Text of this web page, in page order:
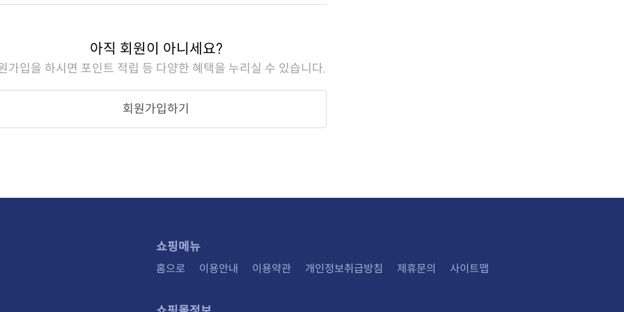
아직 회원이 아니세요?
가입을 하시면 포인트 적립 등 다양한 혜택을 누리실 수 있습니다.
회원가입하기
쇼핑메뉴
홈으로 이용안내 이용약관 개인정보취급방침 제휴문의 사이트맵